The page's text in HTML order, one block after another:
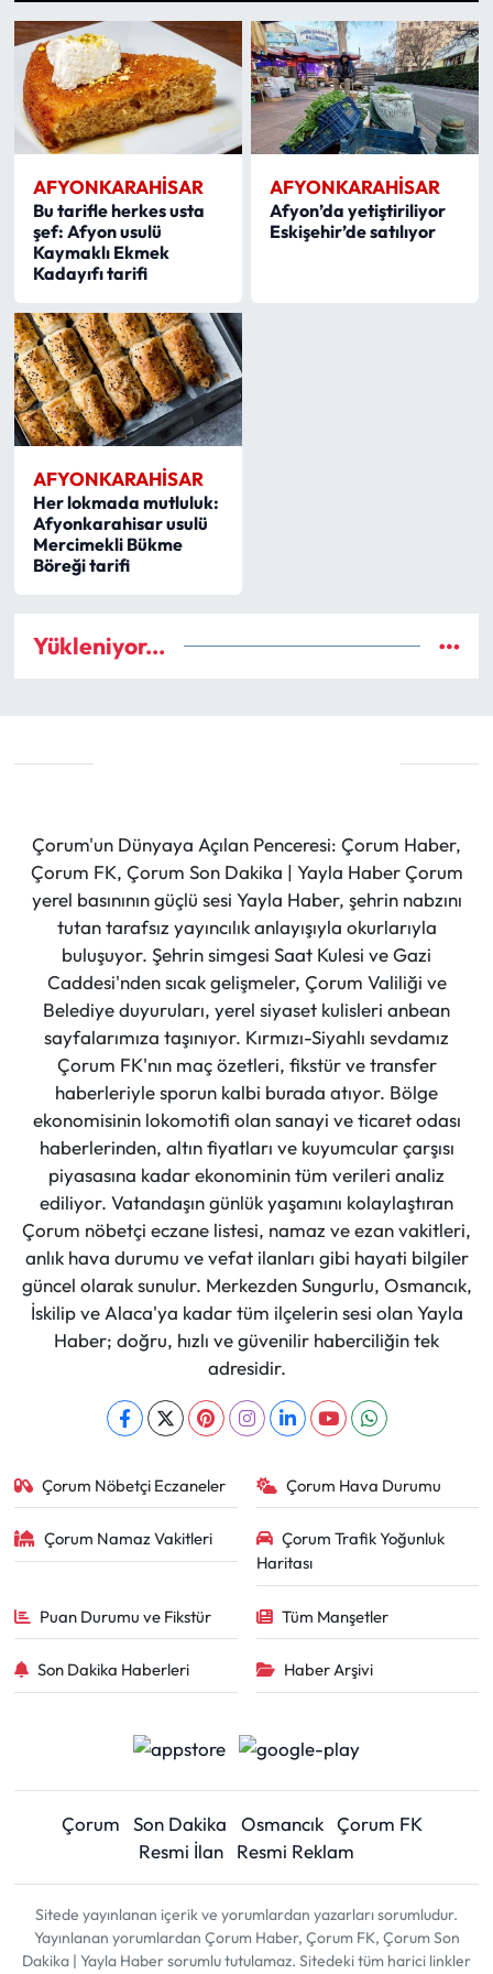
1 2 3 4 5 6 7 8 9 1011 1213141516171819
AFYONKARAHISAR
Bu tarifle herkes usta
şef: Afyon usulü
Kaymaklı Ekmek
Kadayıfı tarifi
AFYONKARAHISAR
Afyon’da yetiştiriliyor
Eskişehir’de satılıyor
AFYONKARAHISAR
Her lokmada mutluluk:
Afyonkarahisar usulü
Mercimekli Bükme
Böreği tarifi
Yükleniyor...
Çorum'un Dünyaya Açılan Penceresi: Çorum Haber,
Çorum FK, Çorum Son Dakika | Yayla Haber Çorum
yerel basınının güçlü sesi Yayla Haber, şehrin nabzını
tutan tarafsız yayıncılık anlayışıyla okurlarıyla
buluşuyor. Şehrin simgesi Saat Kulesi ve Gazi
Caddesi'nden sıcak gelişmeler, Çorum Valiliği ve
Belediye duyuruları, yerel siyaset kulisleri anbean
sayfalarımıza taşınıyor. Kırmızı-Siyahlı sevdamız
Çorum FK'nın maç özetleri, fikstür ve transfer
haberleriyle sporun kalbi burada atıyor. Bölge
ekonomisinin lokomotifi olan sanayi ve ticaret odası
haberlerinden, altın fiyatları ve kuyumcular çarşısı
piyasasına kadar ekonominin tüm verileri analiz
ediliyor. Vatandaşın günlük yaşamını kolaylaştıran
Çorum nöbetçi eczane listesi, namaz ve ezan vakitleri,
anlık hava durumu ve vefat ilanları gibi hayati bilgiler
güncel olarak sunulur. Merkezden Sungurlu, Osmancık,
İskilip ve Alaca'ya kadar tüm ilçelerin sesi olan Yayla
Haber; doğru, hızlı ve güvenilir haberciliğin tek
adresidir.
Çorum Nöbetçi Eczaneler Çorum Hava Durumu
Çorum Namaz Vakitleri
Çorum Trafik Yoğunluk
Haritası
Puan Durumu ve Fikstür Tüm Manşetler
Son Dakika Haberleri Haber Arşivi
Çorum Son Dakika Osmancık Çorum FK
Resmi İlan
Resmi Reklam
Sitede yayınlanan içerik ve yorumlardan yazarları sorumludur.
Yayınlanan yorumlardan Çorum Haber, Çorum FK, Çorum Son
Dakika | Yayla Haber sorumlu tutulamaz. Sitedeki tüm harici linkler
Eğitim
Ekonomi
Güncel
İskilip Haberleri
Kargı Haberleri
Kimdir?
Kültür Sanat
Laçin Haberleri
Magazin
Mecitözü Haberleri
Ortaköy Haberleri
Otomotiv
Resmi Reklam
Sağlık
Siyaset
Spor
Sungurlu Haberleri
Turizm
Uğurludağ Haberleri
Yaşam
Yayla Haber
Yerel Haberler